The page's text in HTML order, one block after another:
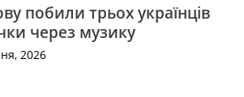
побили трьох українців
через музику
2026